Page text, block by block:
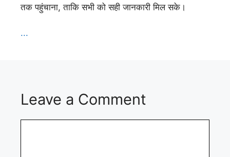
तक पहुंचाना, ताकि सभी को सही जानकारी मिल सके।
...
Leave a Comment